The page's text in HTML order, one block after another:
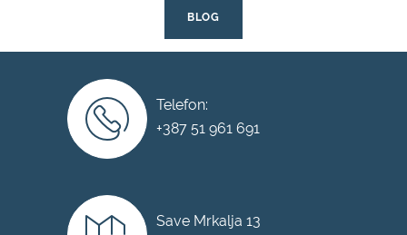
BLOG
Telefon:
+387 51 961 691
Save Mrkalja 13